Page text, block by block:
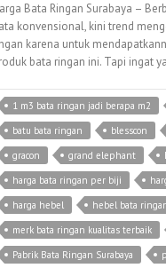
Bata Ringan Surabaya –
konvensional, kini trend
karena untuk
bata ringan ini. Tapi ingat
1 m3 bata ringan jadi berapa m2
batu bata ringan
blesscon
gracon
grand elephant
harga bata ringan per biji
harga hebel
hebel bata
merk bata ringan kualitas terbaik
Pabrik Bata Ringan Surabaya